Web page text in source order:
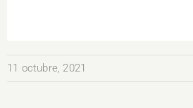
11 octubre, 2021